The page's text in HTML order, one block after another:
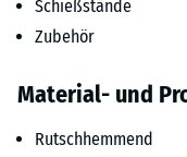
Schießstände
Zubehör
Material- und
Rutschhemmend